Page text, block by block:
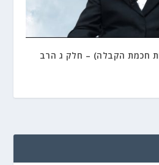
חכמת הקבלה) – חלק ג הרב